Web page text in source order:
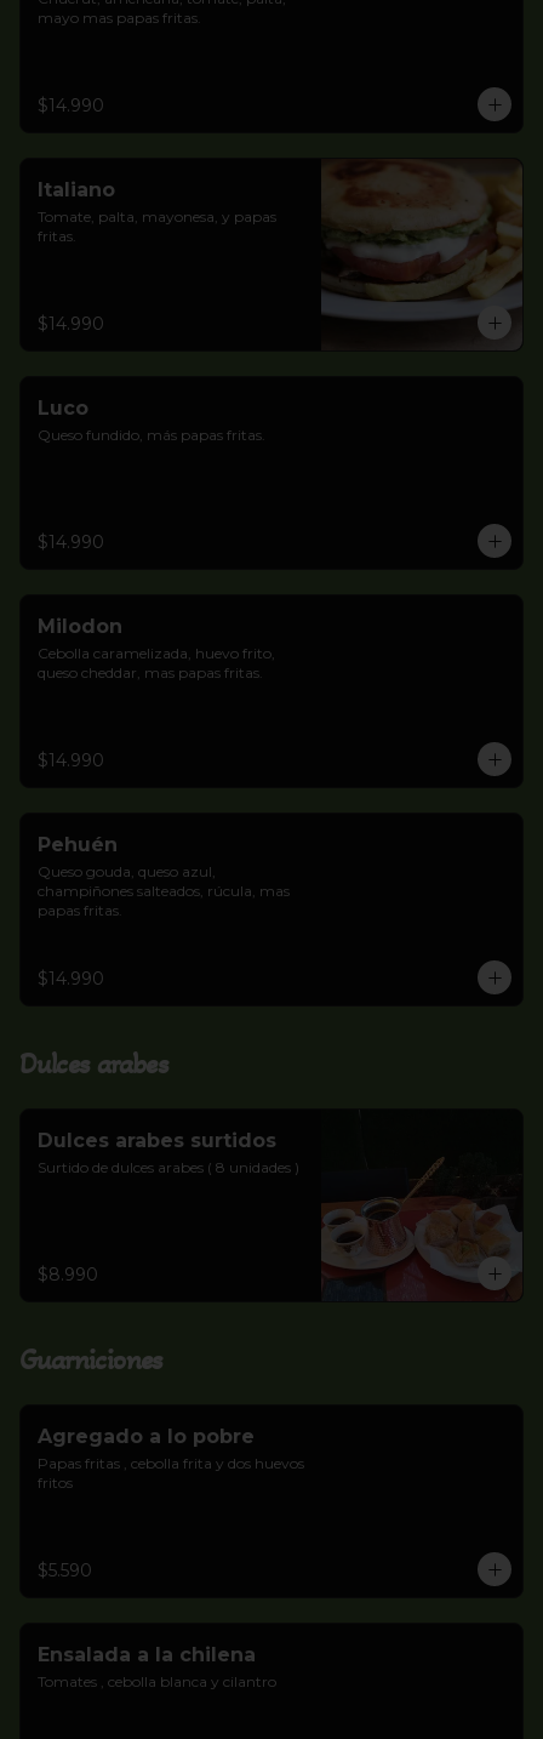
mayo mas papas fritas.
$14.990
Italiano
Tomate, palta, mayonesa, y papas
fritas.
$14.990
Luco
Queso fundido, más papas fritas.
$14.990
Milodon
Cebolla caramelizada, huevo frito,
queso cheddar, mas papas fritas.
$14.990
Pehuén
Queso gouda, queso azul,
champiñones salteados, rúcula, mas
papas fritas.
$14.990
Dulces arabes
Dulces arabes surtidos
Surtido de dulces arabes ( 8 unidades )
$8.990
Guarniciones
Agregado a lo pobre
Papas fritas , cebolla frita y dos huevos
fritos
$5.590
Ensalada a la chilena
Tomates , cebolla blanca y cilantro